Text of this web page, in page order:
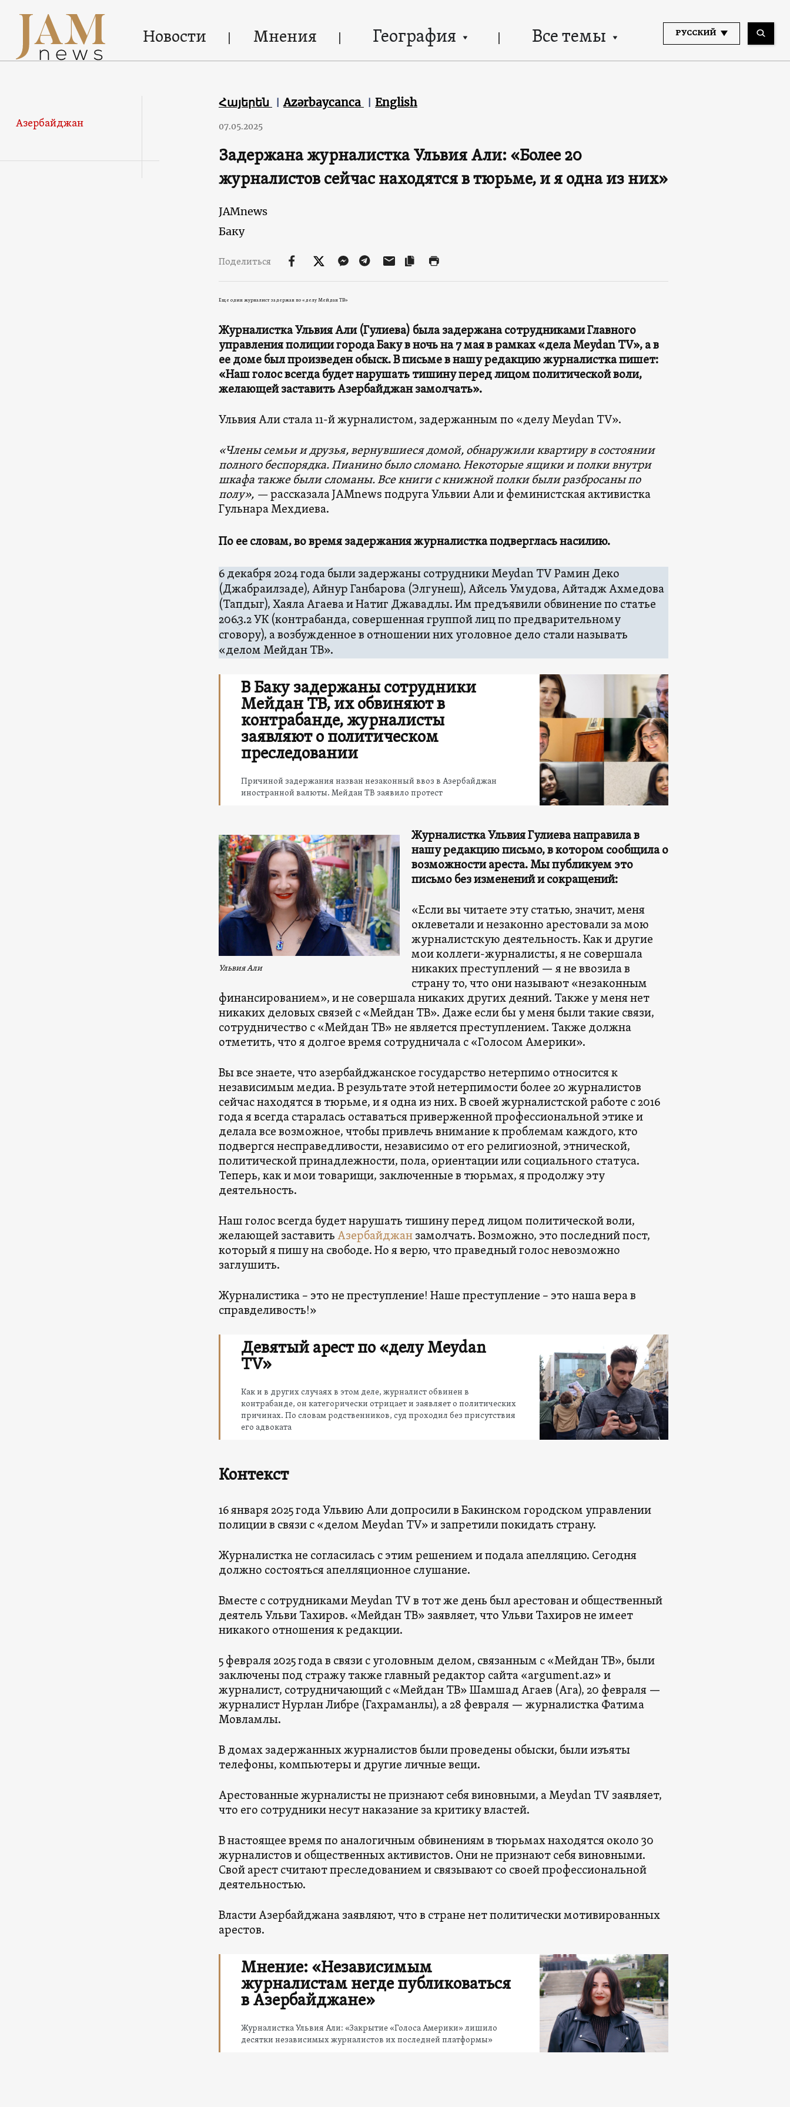
Новости Мнения География Все темы РУССКИЙ
Азербайджан
Հայերեն Azərbaycanca English
07.05.2025
Задержана журналистка Ульвия Али: «Более 20
журналистов сейчас находятся в тюрьме, и я одна из них»
JAMnews
Баку
Поделиться
Еще один журналист задержан по «делу Мейдан ТВ»
Журналистка Ульвия Али (Гулиева) была задержана сотрудниками Главного
управления полиции города Баку в ночь на 7 мая в рамках «дела Meydan TV», а в
ее доме был произведен обыск. В письме в нашу редакцию журналистка пишет:
«Наш голос всегда будет нарушать тишину перед лицом политической воли,
желающей заставить Азербайджан замолчать».
Ульвия Али стала 11-й журналистом, задержанным по «делу Meydan TV».
«Члены семьи и друзья, вернувшиеся домой, обнаружили квартиру в состоянии
полного беспорядка. Пианино было сломано. Некоторые ящики и полки внутри
шкафа также были сломаны. Все книги с книжной полки были разбросаны по
полу», —рассказала JAMnews подруга Ульвии Али и феминистская активистка
Гульнара Мехдиева.
По ее словам, во время задержания журналистка подверглась насилию.
6 декабря 2024 года были задержаны сотрудники Meydan TV Рамин Деко
(Джабраилзаде), Айнур Ганбарова (Элгунеш), ​​Айсель Умудова, Айтадж Ахмедова
(Тапдыг), Хаяла Агаева и Натиг Джавадлы. Им предъявили обвинение по статье
206.3.2 УК (контрабанда, совершенная группой лиц по предварительному
сговору), а возбужденное в отношении них уголовное дело стали называть
«делом Мейдан ТВ».
В Баку задержаны сотрудники
Мейдан ТВ, их обвиняют в
контрабанде, журналисты
заявляют о политическом
преследовании
Причиной задержания назван незаконный ввоз в Азербайджан
иностранной валюты. Мейдан ТВ заявило протест
Ульвия Али
Журналистка Ульвия Гулиева направила в
нашу редакцию письмо, в котором сообщила о
возможности ареста. Мы публикуем это
письмо без изменений и сокращений:
«Если вы читаете эту статью, значит, меня
оклеветали и незаконно арестовали за мою
журналистскую деятельность. Как и другие
мои коллеги-журналисты, я не совершала
никаких преступлений — я не ввозила в
страну то, что они называют «незаконным
финансированием», и не совершала никаких других деяний. Также у меня нет
никаких деловых связей с «Мейдан ТВ». Даже если бы у меня были такие связи,
сотрудничество с «Мейдан ТВ» не является преступлением. Также должна
отметить, что я долгое время сотрудничала с «Голосом Америки».
Вы все знаете, что азербайджанское государство нетерпимо относится к
независимым медиа. В результате этой нетерпимости более 20 журналистов
сейчас находятся в тюрьме, и я одна из них. В своей журналистской работе с 2016
года я всегда старалась оставаться приверженной профессиональной этике и
делала все возможное, чтобы привлечь внимание к проблемам каждого, кто
подвергся несправедливости, независимо от его религиозной, этнической,
политической принадлежности, пола, ориентации или социального статуса.
Теперь, как и мои товарищи, заключенные в тюрьмах, я продолжу эту
деятельность.
Наш голос всегда будет нарушать тишину перед лицом политической воли,
желающей заставитьАзербайджанзамолчать. Возможно, это последний пост,
который я пишу на свободе. Но я верю, что праведный голос невозможно
заглушить.
Журналистика – это не преступление! Наше преступление – это наша вера в
справделивость!»
Девятый арест по «делу Meydan
TV»
Как и в других случаях в этом деле, журналист обвинен в
контрабанде, он категорически отрицает и заявляет о политических
причинах. По словам родственников, суд проходил без присутствия
его адвоката
Контекст
16 января 2025 года Ульвию Али допросили в Бакинском городском управлении
полиции в связи с «делом Meydan TV» и запретили покидать страну.
Журналистка не согласилась с этим решением и подала апелляцию. Сегодня
должно состояться апелляционное слушание.
Вместе с сотрудниками Meydan TV в тот же день был арестован и общественный
деятель Ульви Тахиров. «Мейдан ТВ» заявляет, что Ульви Тахиров не имеет
никакого отношения к редакции.
5 февраля 2025 года в связи с уголовным делом, связанным с «Мейдан ТВ», были
заключены под стражу также главный редактор сайта «argument.az» и
журналист, сотрудничающий с «Мейдан ТВ» Шамшад Агаев (Ага), 20 февраля —
журналист Нурлан Либре (Гахраманлы), а 28 февраля — журналистка Фатима
Мовламлы.
В домах задержанных журналистов были проведены обыски, были изъяты
телефоны, компьютеры и другие личные вещи.
Арестованные журналисты не признают себя виновными, а Meydan TV заявляет,
что его сотрудники несут наказание за критику властей.
В настоящее время по аналогичным обвинениям в тюрьмах находятся около 30
журналистов и общественных активистов. Они не признают себя виновными.
Свой арест считают преследованием и связывают со своей профессиональной
деятельностью.
Власти Азербайджана заявляют, что в стране нет политически мотивированных
арестов.
Мнение: «Независимым
журналистам негде публиковаться
в Азербайджане»
Журналистка Ульвия Али: «Закрытие «Голоса Америки» лишило
десятки независимых журналистов их последней платформы»